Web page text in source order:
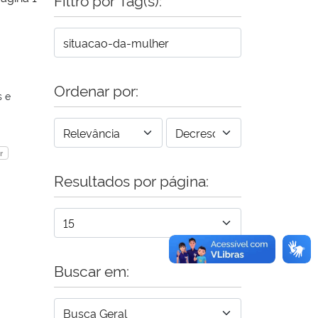
e
Ordenar por:
Resultados por página:
Buscar em: